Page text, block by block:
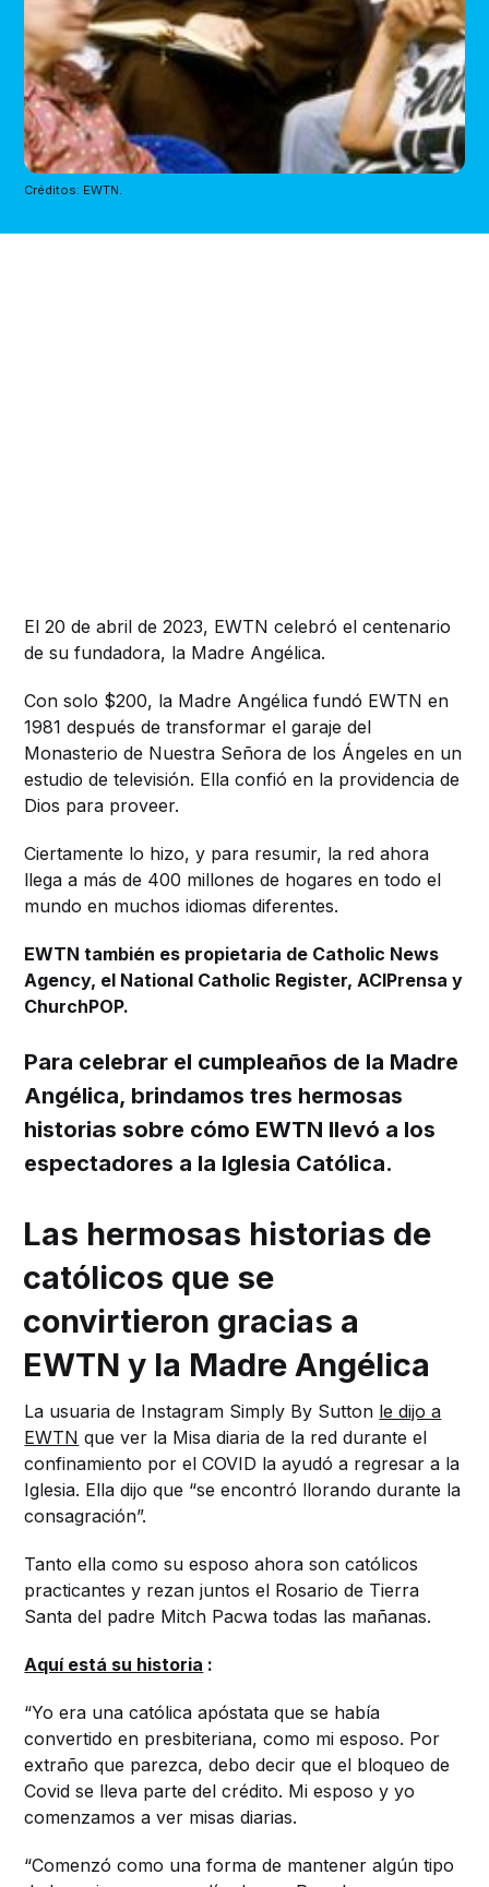
Créditos: EWTN.
El 20 de abril de 2023, EWTN celebró el centenario
de su fundadora, la Madre Angélica.
Con solo $200, la Madre Angélica fundó EWTN en
1981 después de transformar el garaje del
Monasterio de Nuestra Señora de los Ángeles en un
estudio de televisión. Ella confió en la providencia de
Dios para proveer.
Ciertamente lo hizo, y para resumir, la red ahora
llega a más de 400 millones de hogares en todo el
mundo en muchos idiomas diferentes.
EWTN también es propietaria de Catholic News
Agency, el National Catholic Register, ACIPrensa y
ChurchPOP.
Para celebrar el cumpleaños de la Madre
Angélica, brindamos tres hermosas
historias sobre cómo EWTN llevó a los
espectadores a la Iglesia Católica.
Las hermosas historias de
católicos que se
convirtieron gracias a
EWTN y la Madre Angélica
La usuaria de Instagram Simply By Sutton le dijo a
EWTN que ver la Misa diaria de la red durante el
confinamiento por el COVID la ayudó a regresar a la
Iglesia. Ella dijo que “se encontró llorando durante la
consagración”.
Tanto ella como su esposo ahora son católicos
practicantes y rezan juntos el Rosario de Tierra
Santa del padre Mitch Pacwa todas las mañanas.
Aquí está su historia :
“Yo era una católica apóstata que se había
convertido en presbiteriana, como mi esposo. Por
extraño que parezca, debo decir que el bloqueo de
Covid se lleva parte del crédito. Mi esposo y yo
comenzamos a ver misas diarias.
“Comenzó como una forma de mantener algún tipo